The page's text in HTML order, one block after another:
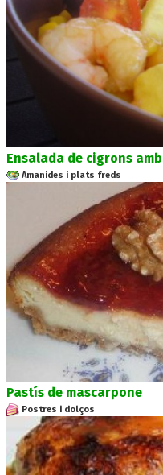
Ensalada de cigrons
Amanides i plats freds
Pastís de mascarpone
Postres i dolços